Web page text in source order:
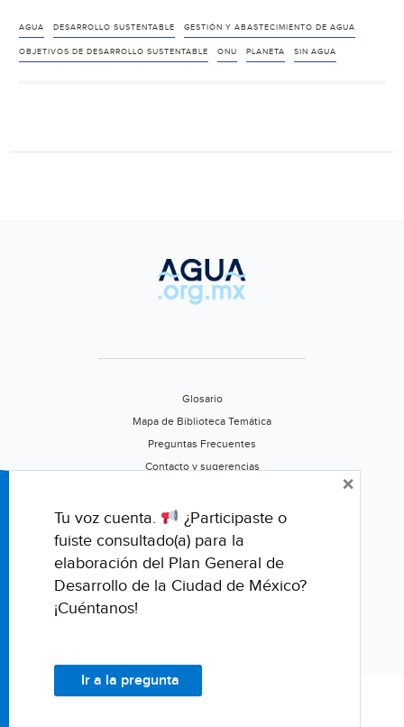
Objetivo
de
AGUA DESARROLLO SUSTENTABLE GESTIÓN Y ABASTECIMIENTO DE AGUA
OBJETIVOS DE DESARROLLO SUSTENTABLE ONU PLANETA SIN AGUA
Glosario
Mapa de Biblioteca Temática
Preguntas Frecuentes
Contacto y sugerencias
Califica este portal
Tu voz cuenta.
¿Participaste o
fuiste consultado(a) para la
elaboración del Plan General de
Desarrollo de la Ciudad de México?
¡Cuéntanos!
Ir a la pregunta
×